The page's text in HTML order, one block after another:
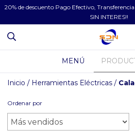
20% de descuento Pago Efectivo,
SIN INTERES!!
MENÚ
Inicio / Herramientas Eléctricas /
Ordenar por